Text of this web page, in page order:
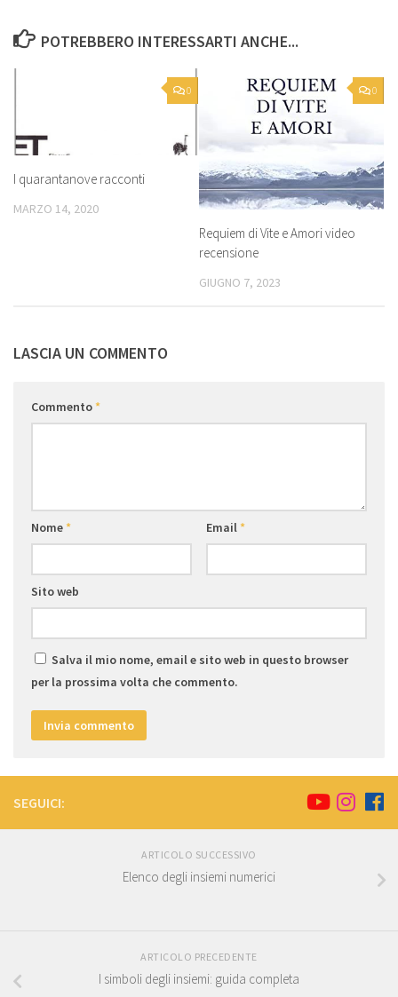
POTREBBERO INTERESSARTI ANCHE...
0
I quarantanove racconti
MARZO 14, 2020
0
Requiem di Vite e Amori video
recensione
GIUGNO 7, 2023
LASCIA UN COMMENTO
Commento*
Nome* Email*
Sito web
Salva il mio nome, email e sito web in questo browser
per la prossima volta che commento.
SEGUICI:
ARTICOLO SUCCESSIVO
Elenco degli insiemi numerici
ARTICOLO PRECEDENTE
I simboli degli insiemi: guida completa